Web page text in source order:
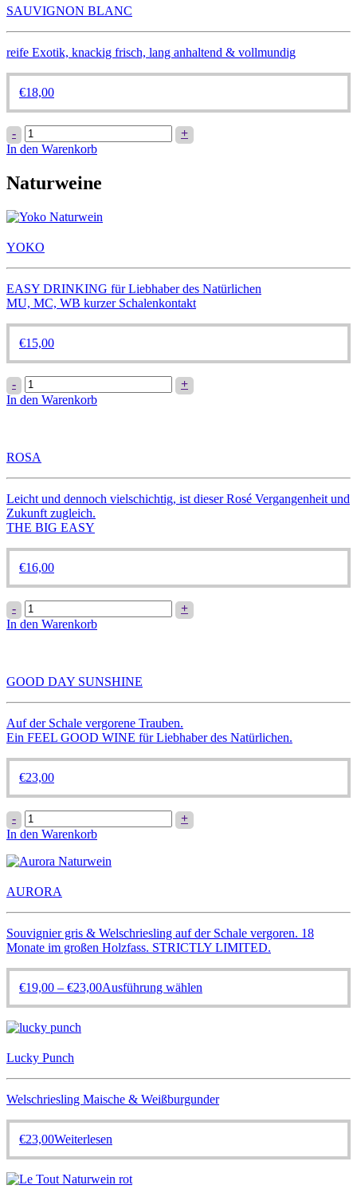
SAUVIGNON BLANC
reife Exotik, knackig frisch, lang anhaltend & vollmundig
€18,00
-
SAUVIGNON
BLANC
+
In den Warenkorb
Naturweine
YOKO
EASY DRINKING für Liebhaber des Natürlichen
MU, MC, WB kurzer Schalenkontakt
€15,00
-
YOKO
Menge
+
In den Warenkorb
ROSA
Leicht und dennoch vielschichtig, ist dieser Rosé Vergangenheit und
Zukunft zugleich.
THE BIG EASY
€16,00
-
ROSA
Menge
+
In den Warenkorb
GOOD DAY SUNSHINE
Auf der Schale vergorene Trauben.
Ein FEEL GOOD WINE für Liebhaber des Natürlichen.
€23,00
-
GOOD
DAY
Menge
+
In den Warenkorb
AURORA
Souvignier gris & Welschriesling auf der Schale vergoren. 18
Monate im großen Holzfass. STRICTLY LIMITED.
€19,00 – €23,00Ausführung wählen
können
gewählt
Lucky Punch
Welschriesling Maische & Weißburgunder
€23,00Weiterlesen